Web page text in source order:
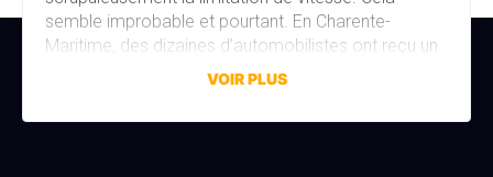
semble improbable et pourtant. En Charente-
Maritime, des dizaines d’automobilistes ont reçu un
avis de contravention alors qu’ils n’avaient commis
discrète mais aux conséquences bien réelles. Une
VOIR PLUS